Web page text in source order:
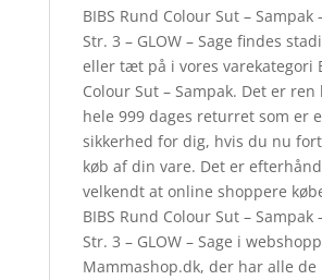
BIBS Rund Colour Sut – Sampak
Str. 3 – GLOW – Sage findes
eller tæt på i vores varekategori
Colour Sut – Sampak. Det er ren
hele 999 dages returret som er
sikkerhed for dig, hvis du nu
køb af din vare. Det er
velkendt at online shoppere
BIBS Rund Colour Sut – Sampak
Str. 3 – GLOW – Sage i
Mammashop.dk, der har alle de